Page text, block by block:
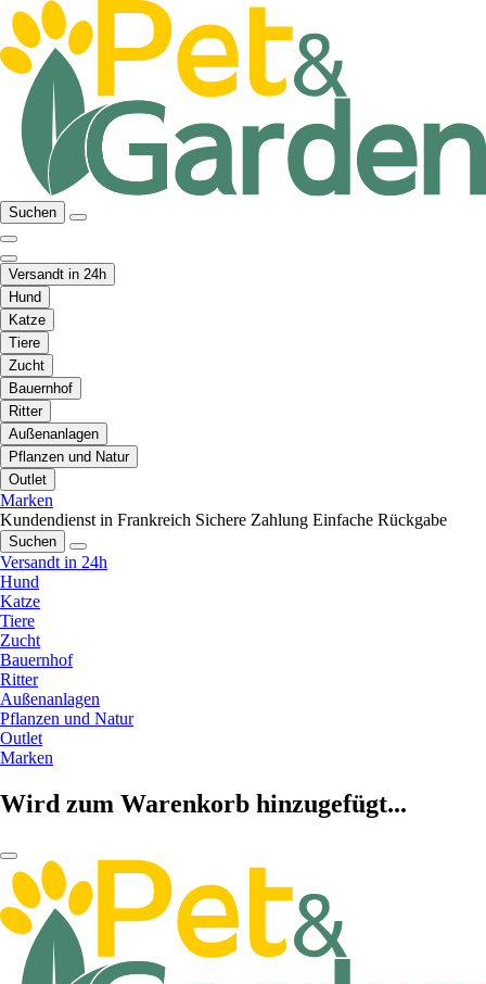
Suchen
Versandt in 24h
Hund
Katze
Tiere
Zucht
Bauernhof
Ritter
Außenanlagen
Pflanzen und Natur
Outlet
Marken
Kundendienst in Frankreich Sichere Zahlung Einfache Rückgabe
Suchen
Versandt in 24h
Hund
Katze
Tiere
Zucht
Bauernhof
Ritter
Außenanlagen
Pflanzen und Natur
Outlet
Marken
Wird zum Warenkorb hinzugefügt...